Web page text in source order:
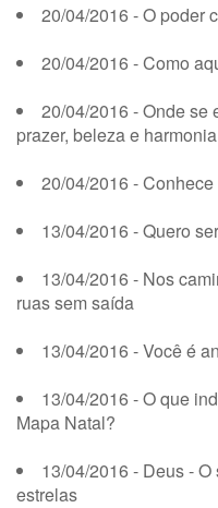
20/04/2016 - O poder
20/04/2016 - Como
20/04/2016 - Onde se
prazer, beleza e harmonia
20/04/2016 -
13/04/2016 - Quero
13/04/2016 - Nos
ruas sem saída
13/04/2016 - Você é
13/04/2016 - O que
Mapa Natal?
13/04/2016 - Deus -
estrelas